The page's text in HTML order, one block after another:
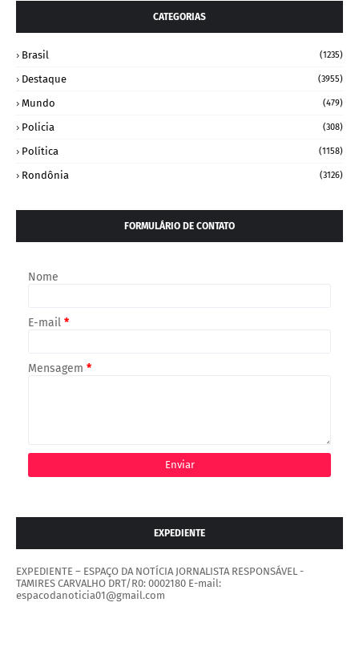
CATEGORIAS
Brasil (1235)
Destaque (3955)
Mundo (479)
Policia (308)
Política (1158)
Rondônia (3126)
FORMULÁRIO DE CONTATO
Nome
E-mail *
Mensagem *
EXPEDIENTE
EXPEDIENTE – ESPAÇO DA NOTÍCIA JORNALISTA RESPONSÁVEL -
TAMIRES CARVALHO DRT/R0: 0002180 E-mail:
espacodanoticia01@gmail.com